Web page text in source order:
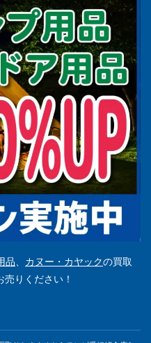
品 カヌー・カヤックの買取
りください！